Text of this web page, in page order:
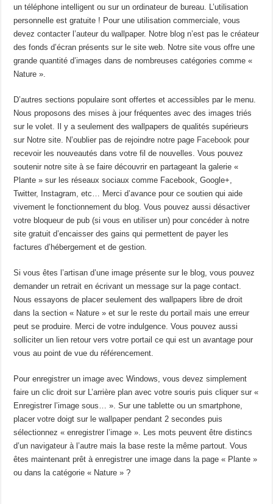
un téléphone intelligent ou sur un ordinateur de bureau. L’utilisation
personnelle est gratuite ! Pour une utilisation commerciale, vous
devez contacter l’auteur du wallpaper. Notre blog n’est pas le créateur
des fonds d’écran présents sur le site web. Notre site vous offre une
grande quantité d’images dans de nombreuses catégories comme «
Nature ».
D’autres sections populaire sont offertes et accessibles par le menu.
Nous proposons des mises à jour fréquentes avec des images triés
sur le volet. Il y a seulement des wallpapers de qualités supérieurs
sur Notre site. N’oublier pas de rejoindre notre page Facebook pour
recevoir les nouveautés dans votre fil de nouvelles. Vous pouvez
soutenir notre site à se faire découvrir en partageant la galerie «
Plante » sur les réseaux sociaux comme Facebook, Google+,
Twitter, Instagram, etc… Merci d’avance pour ce soutien qui aide
vivement le fonctionnement du blog. Vous pouvez aussi désactiver
votre bloqueur de pub (si vous en utiliser un) pour concéder à notre
site gratuit d’encaisser des gains qui permettent de payer les
factures d’hébergement et de gestion.
Si vous êtes l’artisan d’une image présente sur le blog, vous pouvez
demander un retrait en écrivant un message sur la page contact.
Nous essayons de placer seulement des wallpapers libre de droit
dans la section « Nature » et sur le reste du portail mais une erreur
peut se produire. Merci de votre indulgence. Vous pouvez aussi
solliciter un lien retour vers votre portail ce qui est un avantage pour
vous au point de vue du référencement.
Pour enregistrer un image avec Windows, vous devez simplement
faire un clic droit sur L’arrière plan avec votre souris puis cliquer sur «
Enregistrer l’image sous… ». Sur une tablette ou un smartphone,
placer votre doigt sur le wallpaper pendant 2 secondes puis
sélectionnez « enregistrer l’image ». Les mots peuvent être distincs
d’un navigateur à l’autre mais la base reste la même partout. Vous
êtes maintenant prêt à enregistrer une image dans la page « Plante »
ou dans la catégorie « Nature » ?